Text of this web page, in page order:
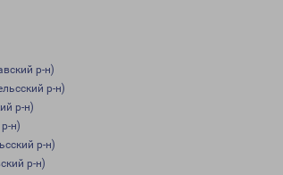
р-н)
р-н)
р-н)
н)
р-н)
р-н)